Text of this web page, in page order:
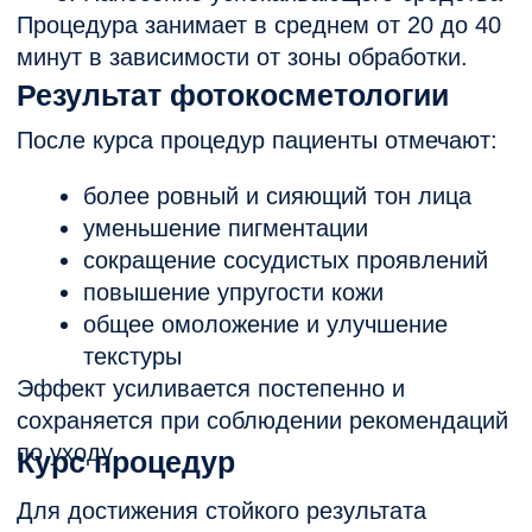
образованием, с индивидуальным
подбором параметров воздействия для
каждого пациента.
Тонченко Ю. Ю.
Если вы хотите улучшить состояние кожи,
избавиться от пигментации и вернуть лицу
свежий и здоровый вид — запишитесь на
подберет оптимальную программу
фотоомоложения именно для вашей кожи.
Запись на фотокосметологию